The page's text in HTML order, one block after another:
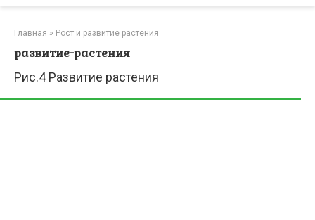
Главная » Рост и развитие растения
развитие-растения
Рис.4 Развитие растения